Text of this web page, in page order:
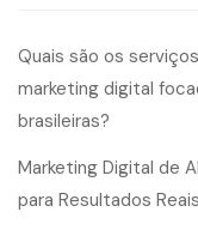
Quais são os
marketing digital
brasileiras?
Marketing Digital de
para Resultados